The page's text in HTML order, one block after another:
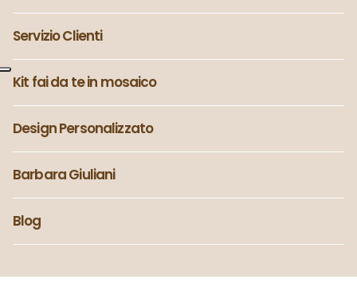
Servizio Clienti
Kit fai da te in mosaico
Design Personalizzato
Barbara Giuliani
Blog